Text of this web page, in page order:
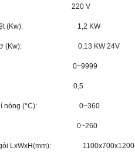
220 V
nhiệt (Kw): 1,2 KW
cơ (Kw): 0,13 KW 24V
0~9999
(Mpa): 0,5
khí nóng (°C): 0~360
(°C): 0~260
gói LxWxH(mm): 1100x700x1200